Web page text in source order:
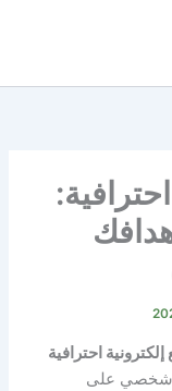
احترافية
شخصي على